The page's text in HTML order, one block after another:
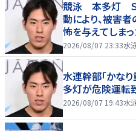
競泳 本多灯 Ｓ
動により、被害
怖を与えてしま
2026/08/07 23:33水
水連幹部「かな
多灯が危険運転
2026/08/07 19:43水